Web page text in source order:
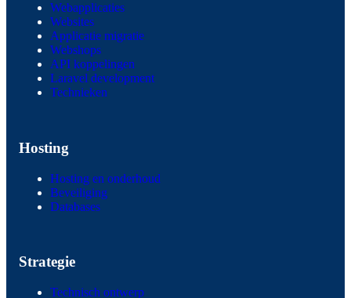
Webapplicaties
Websites
Applicatie migratie
Webshops
API koppelingen
Laravel development
Technieken
Hosting
Hosting en onderhoud
Beveiliging
Databases
Strategie
Technisch ontwerp